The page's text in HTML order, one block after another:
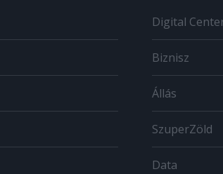
Digital
Biznisz
Állás
SzuperZöld
Data